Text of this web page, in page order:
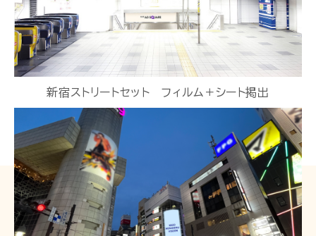
新宿ストリートセット フィルム＋シート掲出